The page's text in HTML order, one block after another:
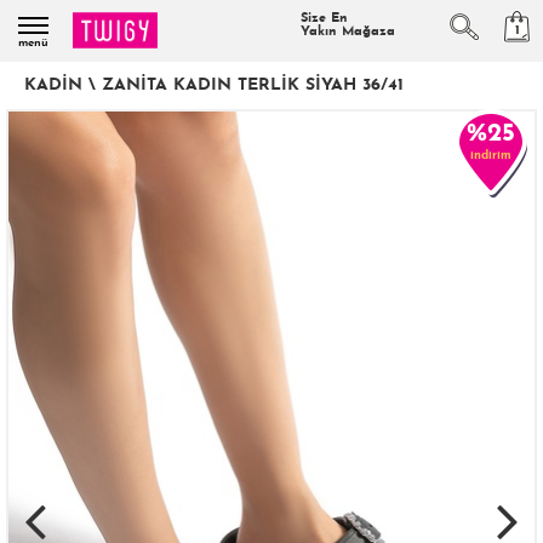
menü
Size En
Yakın Mağaza
1
KADIN \ ZANITA KADIN TERLIK SIYAH 36/41
%25
indirim